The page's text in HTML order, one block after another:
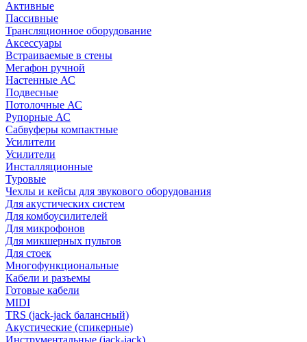
Активные
Пассивные
Трансляционное оборудование
Аксессуары
Встраиваемые в стены
Мегафон ручной
Настенные АС
Подвесные
Потолочные АС
Рупорные АС
Сабвуферы компактные
Усилители
Усилители
Инсталляционные
Туровые
Чехлы и кейсы для звукового оборудования
Для акустических систем
Для комбоусилителей
Для микрофонов
Для микшерных пультов
Для стоек
Многофункциональные
Кабели и разъемы
Готовые кабели
MIDI
TRS (jack-jack балансный)
Акустические (спикерные)
Инструментальные (jack-jack)